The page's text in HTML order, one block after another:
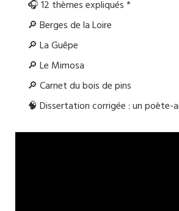
🎧 12 thèmes expliqués *
🔎 Berges de la Loire
🔎 La Guêpe
🔎 Le Mimosa
🔎 Carnet du bois de pins
🧠 Dissertation corrigée : un poète-